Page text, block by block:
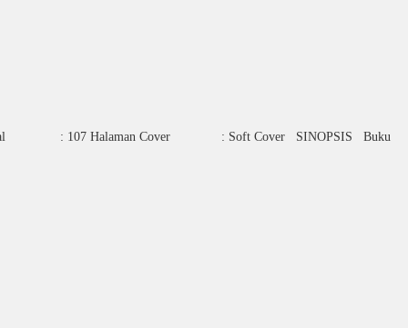
Tebal : 107 Halaman Cover : Soft Cover SINOPSIS Buku